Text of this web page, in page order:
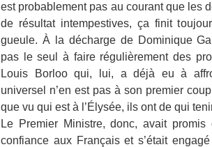
est probablement pas au courant que les
de résultat intempestives, ça finit
gueule. À la décharge de Dominique
pas le seul à faire régulièrement des
Louis Borloo qui, lui, a déjà eu à
universel n’en est pas à son premier
que vu qui est à l’Élysée, ils ont de qui
Le Premier Ministre, donc, avait
confiance aux Français et s’était